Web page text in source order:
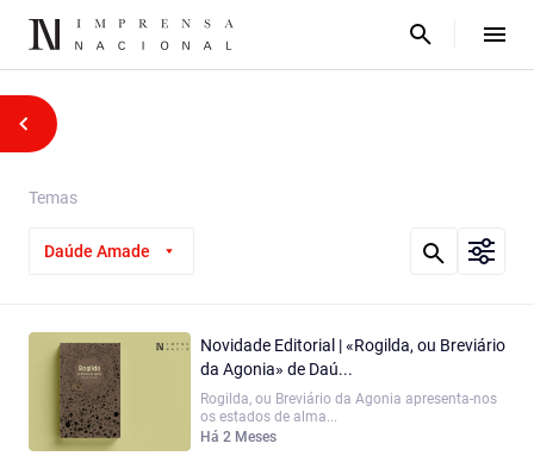
Temas
Daúde Amade
Novidade Editorial | «Rogilda, ou Breviário
da Agonia» de Daú...
Rogilda, ou Breviário da Agonia apresenta-nos
os estados de alma...
Há 2 Meses